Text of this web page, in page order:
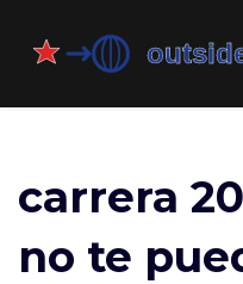
carrera
no te